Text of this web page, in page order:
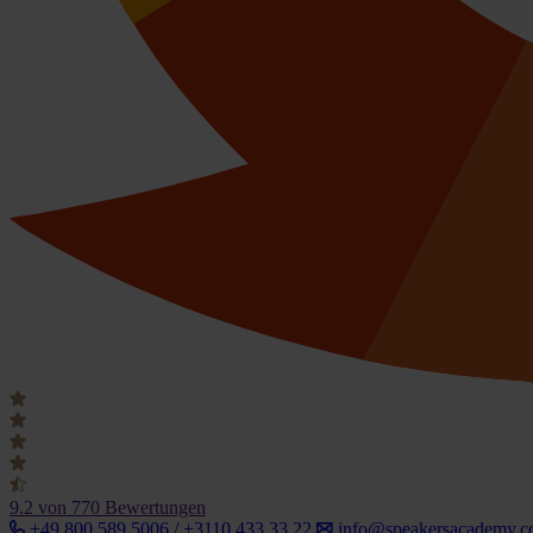
9.2 von 770 Bewertungen
+49 800 589 5006 / +3110 433 33 22